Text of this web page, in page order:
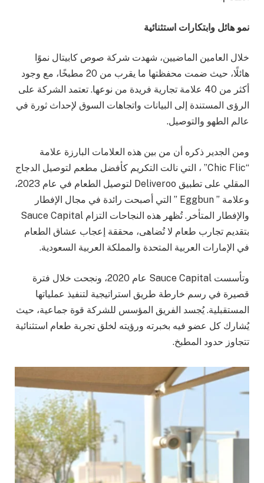
نمو هائل وابتكارات استثنائية
خلال العامين الماضيين، شهدت شركة صوص كابيتال نموًا
هائلًا، حيث ضمت محفظتها ما يقرب من 20 مطبخًا، مع وجود
أكثر من 40 علامة تجارية فريدة من نوعها. تعتمد الشركة على
الرؤى المستندة إلى البيانات واتجاهات السوق لإحداث ثورة في
عالم الطهو والتوصيل.
ومن الجدير ذكره أن من بين هذه العلامات البارزة علامة
“Chic Flic” ، التي نالت التكريم كأفضل مطعم لتوصيل الدجاج
المقلي على تطبيق Deliveroo لتوصيل الطعام في عام 2023،
وعلامة ” Eggbun ” التي أصبحت رائدة في مجال الإفطار
والإفطار المتأخر. تُظهر هذه النجاحات التزام Sauce Capital
بتقديم تجارب طعام لا تُضاهى، محققة إعجاب عشاق الطعام
في الإمارات العربية المتحدة والمملكة العربية السعودية.
وتأسست Sauce Capital عام 2020، ونجحت خلال فترة
قصيرة في رسم خارطة طريق استراتيجية لتنفيذ عملياتها
المستقبلية. يُجسد الفريق المؤسس للشركة قوة جماعية، حيث
يُشارك كل عضو فيه بخبرته ورؤيته لخلق تجربة طعام استثنائية
تتجاوز حدود المطبخ.